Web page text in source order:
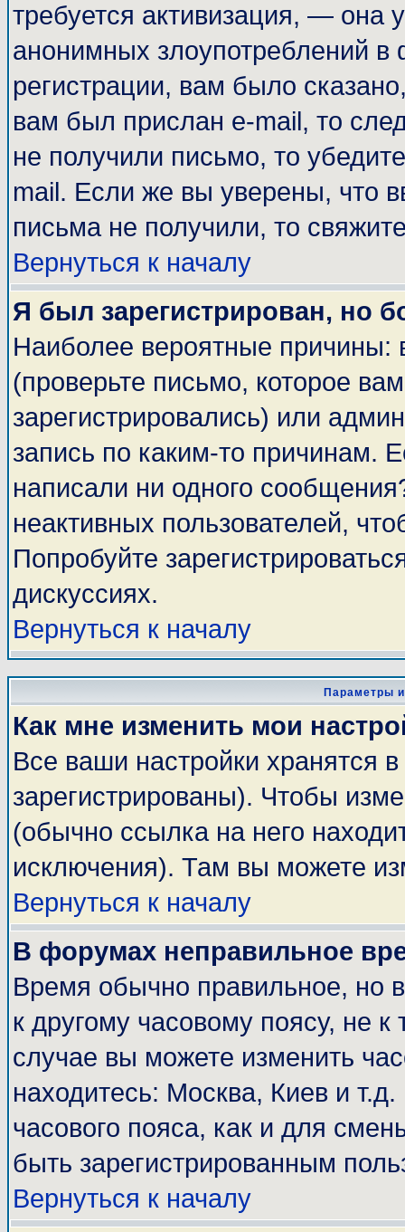
требуется активизация, — она
анонимных злоупотреблений
регистрации, вам было
вам был прислан e-mail, то
не получили письмо, то
mail. Если же вы уверены, что
письма не получили, то
Вернуться к началу
Я был зарегистрирован, но
Наиболее вероятные причины:
(проверьте письмо, которое
зарегистрировались) или
запись по каким-то причинам.
написали ни одного
неактивных пользователей,
Попробуйте
дискуссиях.
Вернуться к началу
Параметры
Как мне изменить мои
Все ваши настройки хранятся
зарегистрированы). Чтобы
(обычно ссылка на него
исключения). Там вы можете
Вернуться к началу
В форумах неправильное
Время обычно правильное, но
к другому часовому поясу, не
случае вы можете изменить
находитесь: Москва, Киев и
часового пояса, как и для
быть зарегистрированным
Вернуться к началу